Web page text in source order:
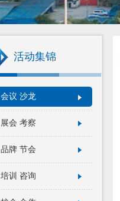
活动集锦
会议 沙龙
展会 考察
品牌 节会
培训 咨询